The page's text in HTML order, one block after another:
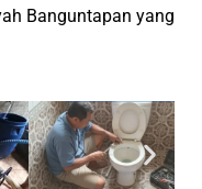
Banguntapan yang